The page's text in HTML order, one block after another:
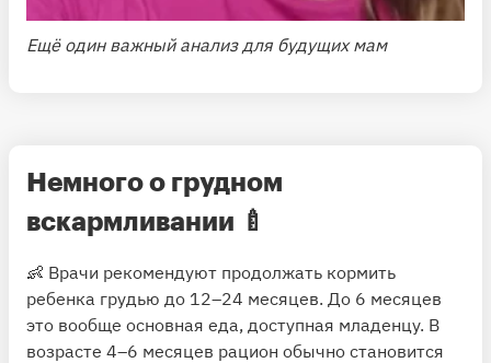
Ещё один важный анализ для будущих мам
Немного о грудном
вскармливании 🍼
👶 Врачи рекомендуют продолжать кормить
ребенка грудью до 12–24 месяцев. До 6 месяцев
это вообще основная еда, доступная младенцу. В
возрасте 4–6 месяцев рацион обычно становится